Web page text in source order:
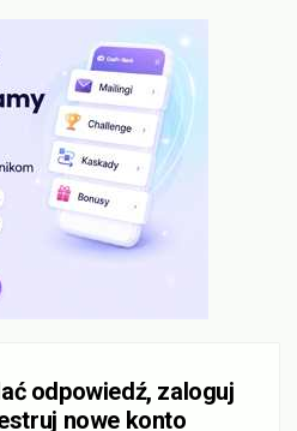
odpowiedź, zaloguj
nowe konto